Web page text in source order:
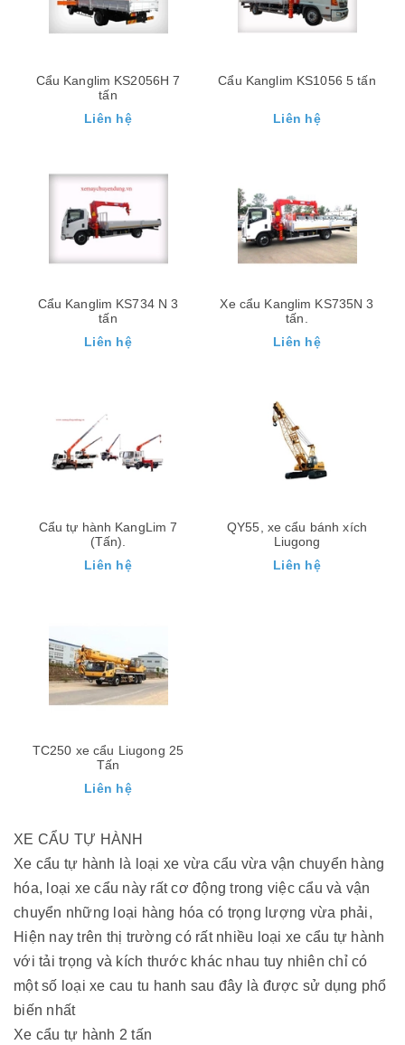
Cẩu Kanglim KS2056H 7
tấn
Liên hệ
Cẩu Kanglim KS1056 5 tấn
Liên hệ
Cẩu Kanglim KS734 N 3
tấn
Liên hệ
Xe cẩu Kanglim KS735N 3
tấn.
Liên hệ
Cẩu tự hành KangLim 7
(Tấn).
Liên hệ
QY55, xe cẩu bánh xích
Liugong
Liên hệ
TC250 xe cẩu Liugong 25
Tấn
Liên hệ
XE CẨU TỰ HÀNH
Xe cẩu tự hành là loại xe vừa cẩu vừa vận chuyển hàng
hóa, loại xe cẩu này rất cơ động trong việc cẩu và vận
chuyển những loại hàng hóa có trọng lượng vừa phải,
Hiện nay trên thị trường có rất nhiều loại xe cẩu tự hành
với tải trọng và kích thước khác nhau tuy nhiên chỉ có
một số loại xe cau tu hanh sau đây là được sử dụng phổ
biến nhất
Xe cẩu tự hành 2 tấn